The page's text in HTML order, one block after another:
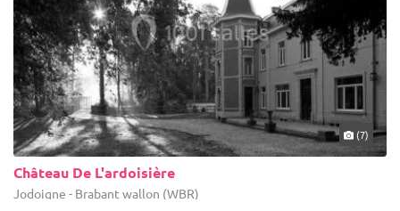
(7)
Château De L'ardoisière
Jodoigne - Brabant wallon (WBR)